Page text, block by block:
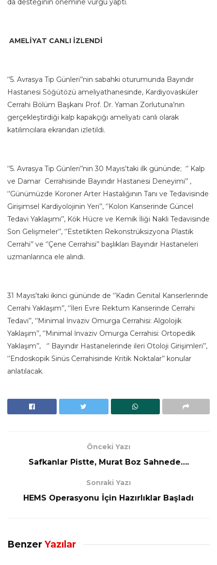
AMELİYAT CANLI İZLENDİ
‘’5. Avrasya Tıp Günleri’’nin sabahki oturumunda Bayındır
Hastanesi Söğütözü ameliyathanesinde, Kardiyovasküler
Cerrahi Bölüm Başkanı Prof. Dr. Yaman Zorlutuna’nın
gerçekleştirdiği kalp kapakçığı ameliyatı canlı olarak
katılımcılara ekrandan izletildi.
‘’5. Avrasya Tıp Günleri’’nin 30 Mayıs’taki ilk gününde; ‘’ Kalp
ve Damar Cerrahisinde Bayındır Hastanesi Deneyimi’’ ,
‘’Günümüzde Koroner Arter Hastalığının Tanı ve Tedavisinde
Girişimsel Kardiyolojinin Yeri’’, ‘’Kolon Kanserinde Güncel
Tedavi Yaklaşımı’’, Kök Hücre ve Kemik İliği Nakli Tedavisinde
Son Gelişmeler’’, ‘’Estetikten Rekonstrüksizyona Plastik
Cerrahi’’ ve ‘’Çene Cerrahisi’’ başlıkları Bayındır Hastaneleri
uzmanlarınca ele alındı.
31 Mayıs’taki ikinci gününde de ‘’Kadın Genital Kanserlerinde
Cerrahi Yaklaşım’’, ‘’İleri Evre Rektum Kanserinde Cerrahi
Tedavi’’, ‘’Minimal İnvaziv Omurga Cerrahisi: Algolojik
Yaklaşım’’, ‘’Minimal İnvaziv Omurga Cerrahisi: Ortopedik
Yaklaşım’’, ‘’ Bayındır Hastanelerinde ileri Otoloji Girişimleri’’,
‘’Endoskopik Sinüs Cerrahisinde Kritik Noktalar’’ konular
anlatılacak.
Önceki Yazı
Safkanlar Pistte, Murat Boz Sahnede….
Sonraki Yazı
HEMS Operasyonu İçin Hazırlıklar Başladı
Benzer Yazılar